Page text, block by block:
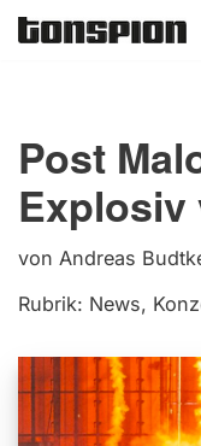
Post
Explosiv
von Andreas
Rubrik: News,